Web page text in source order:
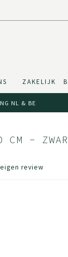
ZAKELIJK
NL & BE
CM -
review